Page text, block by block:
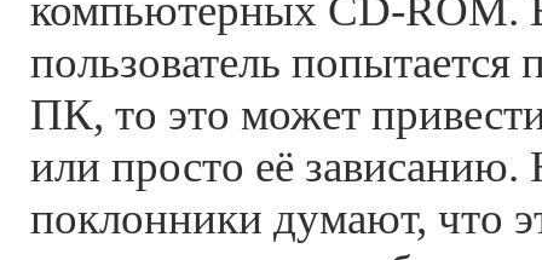
компьютерных CD-ROM.
пользователь попытается
ПК, то это может
или просто её зависанию.
поклонники думают, что